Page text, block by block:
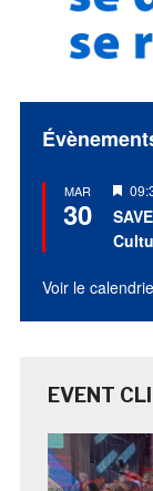
MAR
30
Mis
en
Voir le
EVENT